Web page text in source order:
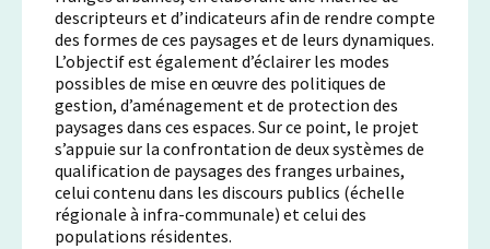
descripteurs et d’indicateurs afin de rendre compte
des formes de ces paysages et de leurs dynamiques.
L’objectif est également d’éclairer les modes
possibles de mise en œuvre des politiques de
gestion, d’aménagement et de protection des
paysages dans ces espaces. Sur ce point, le projet
s’appuie sur la confrontation de deux systèmes de
qualification de paysages des franges urbaines,
celui contenu dans les discours publics (échelle
régionale à infra-communale) et celui des
populations résidentes.